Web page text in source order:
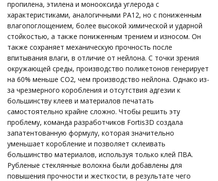
пропилена, этилена и монооксида углерода с
характеристиками, аналогичными PA12, но с пониженным
влагопоглощением, более высокой химической и ударной
стойкостью, а также пониженным трением и износом. Он
также сохраняет механическую прочность после
впитывания влаги, в отличие от нейлона. С точки зрения
окружающей среды, производство поликетонов генерирует
на 60% меньше CO2, чем производство нейлона. Однако из-
за чрезмерного коробления и отсутствия адгезии к
большинству клеев и материалов печатать
самостоятельно крайне сложно. Чтобы решить эту
проблему, команда разработчиков Fortis3D создала
запатентованную формулу, которая значительно
уменьшает коробление и позволяет склеивать
большинство материалов, используя только клей ПВА.
Рубленые стеклянные волокна были добавлены для
повышения прочности и жесткости, в результате чего